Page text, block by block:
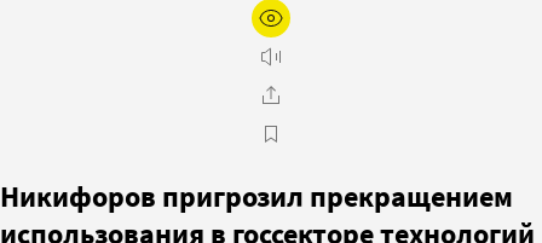
Никифоров пригрозил прекращением
использования в госсекторе технологий